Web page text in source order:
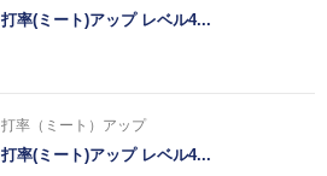
打率(ミート)アップ レベル4...
打率（ミート）アップ
打率(ミート)アップ レベル4...